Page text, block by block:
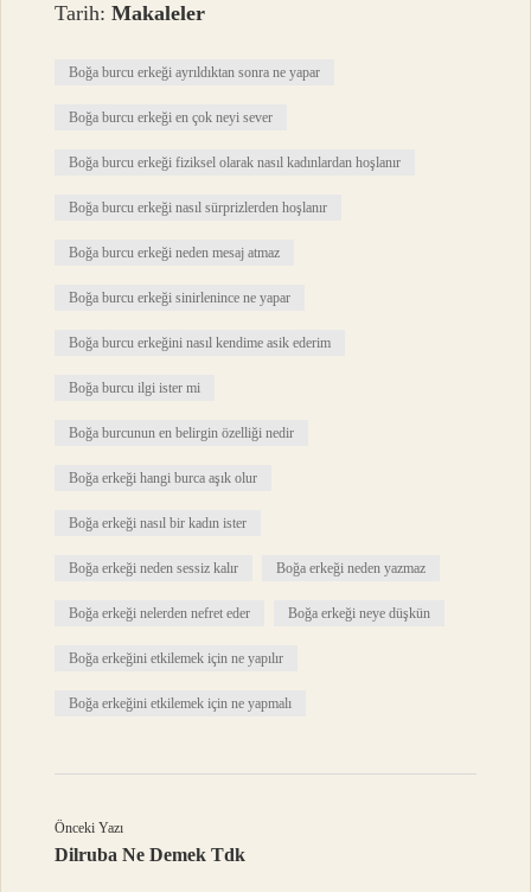
Tarih:Makaleler
Boğa burcu erkeği ayrıldıktan sonra ne yapar
Boğa burcu erkeği en çok neyi sever
Boğa burcu erkeği fiziksel olarak nasıl kadınlardan hoşlanır
Boğa burcu erkeği nasıl sürprizlerden hoşlanır
Boğa burcu erkeği neden mesaj atmaz
Boğa burcu erkeği sinirlenince ne yapar
Boğa burcu erkeğini nasıl kendime asik ederim
Boğa burcu ilgi ister mi
Boğa burcunun en belirgin özelliği nedir
Boğa erkeği hangi burca aşık olur
Boğa erkeği nasıl bir kadın ister
Boğa erkeği neden sessiz kalır Boğa erkeği neden yazmaz
Boğa erkeği nelerden nefret eder Boğa erkeği neye düşkün
Boğa erkeğini etkilemek için ne yapılır
Boğa erkeğini etkilemek için ne yapmalı
Önceki Yazı
Dilruba Ne Demek Tdk